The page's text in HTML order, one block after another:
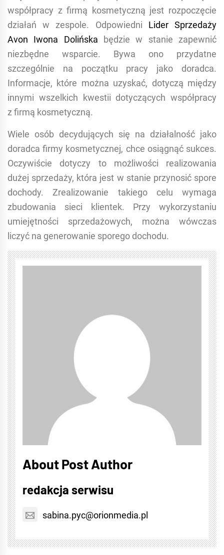
współpracy z firmą kosmetyczną jest rozpoczęcie
działań w zespole. Odpowiedni Lider Sprzedaży
Avon Iwona Dolińska będzie w stanie zapewnić
niezbędne wsparcie. Bywa ono przydatne
szczególnie na początku pracy jako doradca.
Informacje, które można uzyskać, dotyczą między
innymi wszelkich kwestii dotyczących współpracy
z firmą kosmetyczną.
Wiele osób decydujących się na działalność jako
doradca firmy kosmetycznej, chce osiągnąć sukces.
Oczywiście dotyczy to możliwości realizowania
dużej sprzedaży, która jest w stanie przynosić spore
dochody. Zrealizowanie takiego celu wymaga
zbudowania sieci klientek. Przy wykorzystaniu
umiejętności sprzedażowych, można wówczas
liczyć na generowanie sporego dochodu.
About Post Author
redakcja serwisu
sabina.pyc@orionmedia.pl